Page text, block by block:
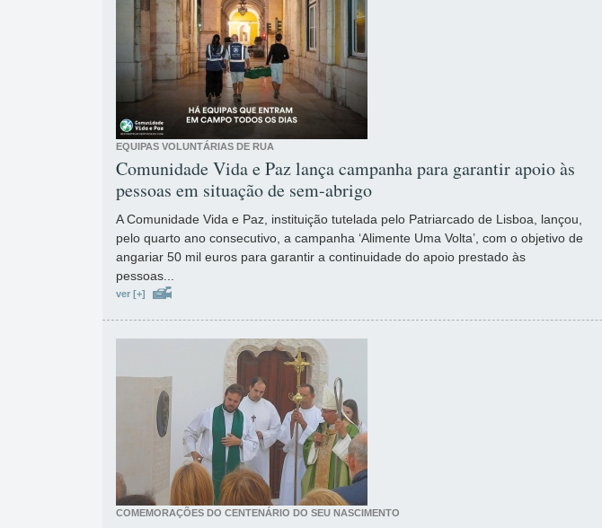
EQUIPAS VOLUNTÁRIAS DE RUA
Comunidade Vida e Paz lança campanha para garantir apoio às
pessoas em situação de sem-abrigo
A Comunidade Vida e Paz, instituição tutelada pelo Patriarcado de Lisboa, lançou,
pelo quarto ano consecutivo, a campanha ‘Alimente Uma Volta’, com o objetivo de
angariar 50 mil euros para garantir a continuidade do apoio prestado às
pessoas...
ver [+]
COMEMORAÇÕES DO CENTENÁRIO DO SEU NASCIMENTO